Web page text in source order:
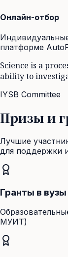
Онлайн-отбор
платформе
Science is a
ability to
IYSB Committee
Призы и
Лучшие
для поддержки
Гранты в вузы
МУИТ)